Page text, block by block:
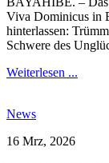
Viva Dominicus in
hinterlassen:
Schwere des
Weiterlesen ...
News
16 Mrz, 2026